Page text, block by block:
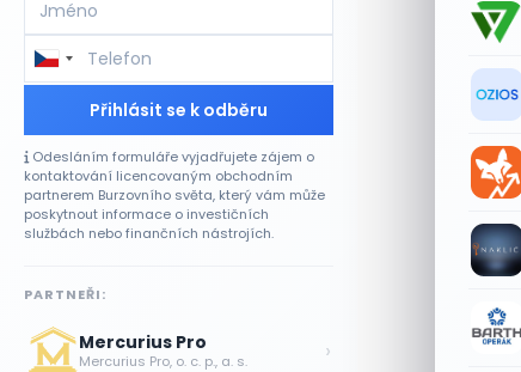
Přihlásit se k odběru
Odesláním formuláře vyjadřujete zájem o
kontaktování licencovaným obchodním
partnerem Burzovního světa, který vám může
poskytnout informace o investičních
službách nebo finančních nástrojích.
PARTNEŘI:
Mercurius Pro
Mercurius Pro, o. c. p., a. s. ›